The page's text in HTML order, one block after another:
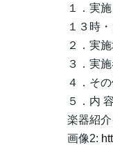
１．実
１３時
２．実
３．実
４．そ
５．内
楽器紹
画像2: